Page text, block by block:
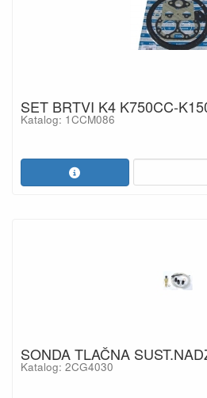
SET BRTVI K4 K750CC-
Katalog: 1CCM086
SONDA TLAČNA
Katalog: 2CG4030